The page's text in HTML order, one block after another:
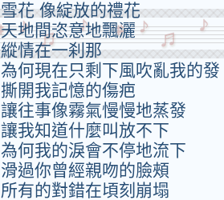
雪花 像綻放的禮花
天地間恣意地飄灑
縱情在一刹那
為何現在只剩下風吹亂我的發
撕開我記憶的傷疤
讓往事像霧氣慢慢地蒸發
讓我知道什麼叫放不下
為何我的淚會不停地流下
滑過你曾經親吻的臉頰
所有的對錯在頃刻崩塌